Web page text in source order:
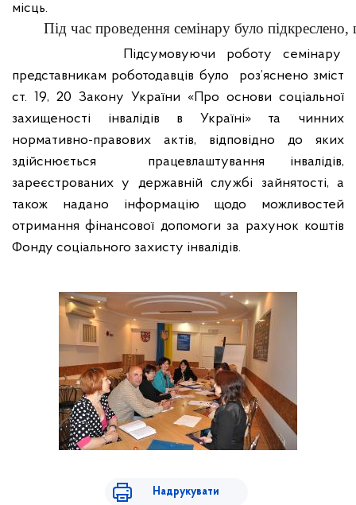
місць.
Під час проведення семінару було
Підсумовуючи роботу семінару
представникам роботодавців було
роз’яснено зміст
ст. 19, 20 Закону України «Про основи соціальної
захищеності інвалідів в Україні» та чинних
нормативно-правових актів, відповідно до яких
здійснюється
працевлаштування інвалідів,
зареєстрованих у державній службі зайнятості, а
також надано інформацію щодо можливостей
отримання фінансової допомоги за рахунок коштів
Фонду соціального захисту інвалідів.
Надрукувати